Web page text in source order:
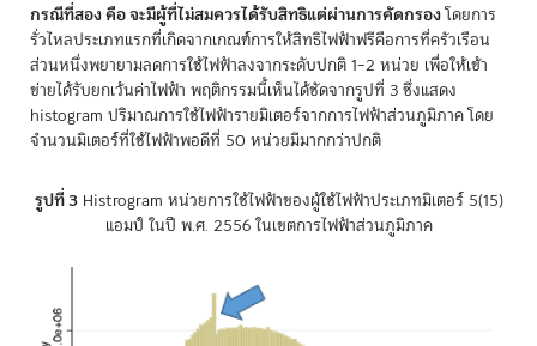
กรณีที่สอง คือ จะมีผู้ที่ไม่สมควรได้รับสิทธิแต่ผ่านการคัดกรองโดยการ
รั่วไหลประเภทแรกที่เกิดจากเกณฑ์การให้สิทธิไฟฟ้าฟรีคือการที่ครัวเรือน
ส่วนหนึ่งพยายามลดการใช้ไฟฟ้าลงจากระดับปกติ 1–2 หน่วย เพื่อให้เข้า
ข่ายได้รับยกเว้นค่าไฟฟ้า พฤติกรรมนี้เห็นได้ชัดจากรูปที่ 3 ซึ่งแสดง
histogram ปริมาณการใช้ไฟฟ้ารายมิเตอร์จากการไฟฟ้าส่วนภูมิภาค โดย
จำนวนมิเตอร์ที่ใช้ไฟฟ้าพอดีที่ 50 หน่วยมีมากกว่าปกติ
รูปที่ 3Histrogram หน่วยการใช้ไฟฟ้าของผู้ใช้ไฟฟ้าประเภทมิเตอร์ 5(15)
แอมป์ ในปี พ.ศ. 2556 ในเขตการไฟฟ้าส่วนภูมิภาค